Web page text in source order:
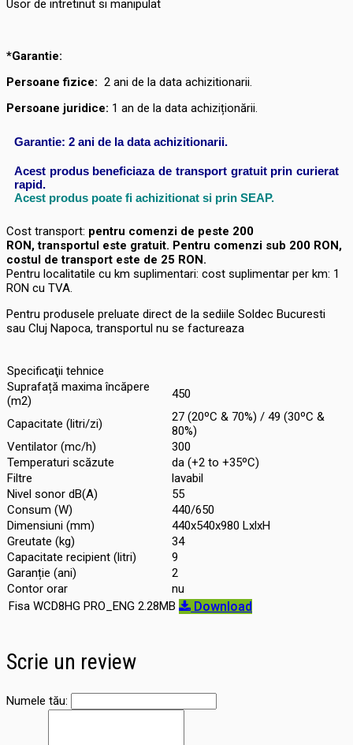
Usor de intretinut si manipulat
*Garantie:
Persoane fizice: 2 ani de la data achizitionarii.
Persoane juridice: 1 an de la data achiziționării.
Garantie: 2 ani de la data achizitionarii.
Acest produs beneficiaza de transport gratuit prin curierat
rapid.
Acest produs poate fi achizitionat si prin SEAP.
Cost transport: pentru comenzi de peste 200
RON, transportul este gratuit. Pentru comenzi sub 200 RON,
costul de transport este de 25 RON.
Pentru localitatile cu km suplimentari: cost suplimentar per km: 1
RON cu TVA.
Pentru produsele preluate direct de la sediile Soldec Bucuresti
sau Cluj Napoca, transportul nu se factureaza
Specificaţii tehnice
Suprafață maxima încăpere
(m2)
450
Capacitate (litri/zi)
27 (20ºC & 70%) / 49 (30ºC &
80%)
Ventilator (mc/h)
300
Temperaturi scăzute
da (+2 to +35ºC)
Filtre
lavabil
Nivel sonor dB(A)
55
Consum (W)
440/650
Dimensiuni (mm)
440x540x980 LxlxH
Greutate (kg)
34
Capacitate recipient (litri)
9
Garanție (ani)
2
Contor orar
nu
Fisa WCD8HG PRO_ENG 2.28MB Download
Scrie un review
Numele tău: